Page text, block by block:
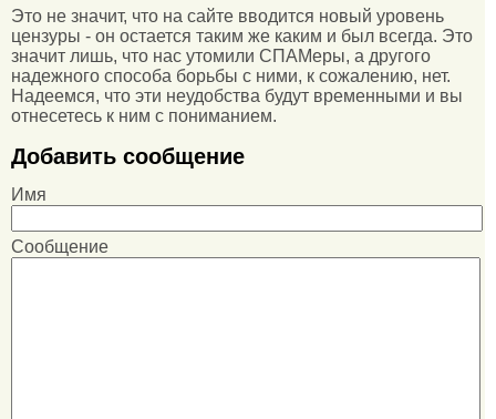
Это не значит, что на сайте вводится новый уровень
цензуры - он остается таким же каким и был всегда. Это
значит лишь, что нас утомили СПАМеры, а другого
надежного способа борьбы с ними, к сожалению, нет.
Надеемся, что эти неудобства будут временными и вы
отнесетесь к ним с пониманием.
Добавить сообщение
Имя
Сообщение